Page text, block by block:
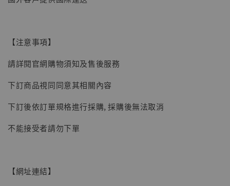
子彈飛 鵝城縣長 張麻子 [BK01]
【注意事項】
請詳閱官網購物須知及售後服務
下訂商品視同同意其相關內容
下訂後依訂單規格進行採購, 採購後無法取消
不能接受者請勿下單
【網址連結】